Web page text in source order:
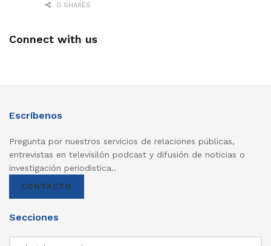
0 SHARES
Connect with us
Escríbenos
Pregunta por nuestros servicios de relaciones públicas,
entrevistas en televisilón podcast y difusión de noticias o
investigación periodistica..
CONTACTO
Secciones